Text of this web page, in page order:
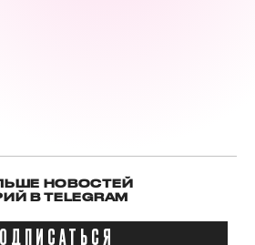
НОВОСТЕЙ
В TELEGRAM